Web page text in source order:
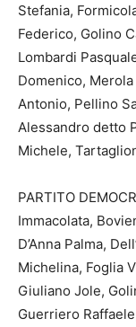
Stefania,
Federico, Golino
Lombardi
Domenico,
Antonio, Pellino
Alessandro detto
Michele,
PARTITO
Immacolata,
D’Anna Palma,
Michelina, Foglia
Giuliano Jole,
Guerriero